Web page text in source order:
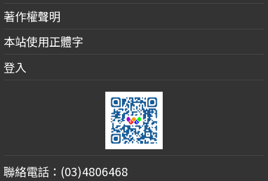
著作權聲明
本站使用正體字
登入
聯絡電話：(03)4806468